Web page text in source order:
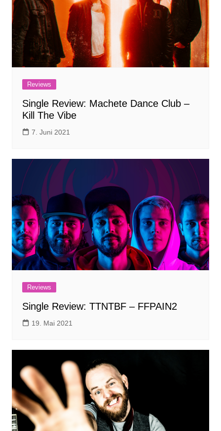
Reviews
Single Review: Machete Dance Club –
Kill The Vibe
7. Juni 2021
Reviews
Single Review: TTNTBF – FFPAIN2
19. Mai 2021